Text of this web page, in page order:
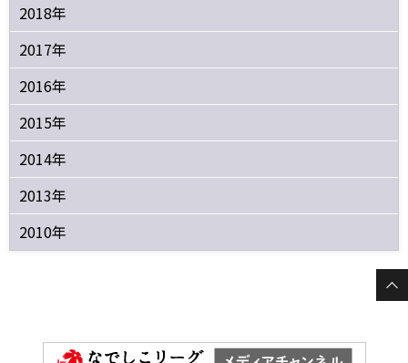
2018年
2017年
2016年
2015年
2014年
2013年
2010年